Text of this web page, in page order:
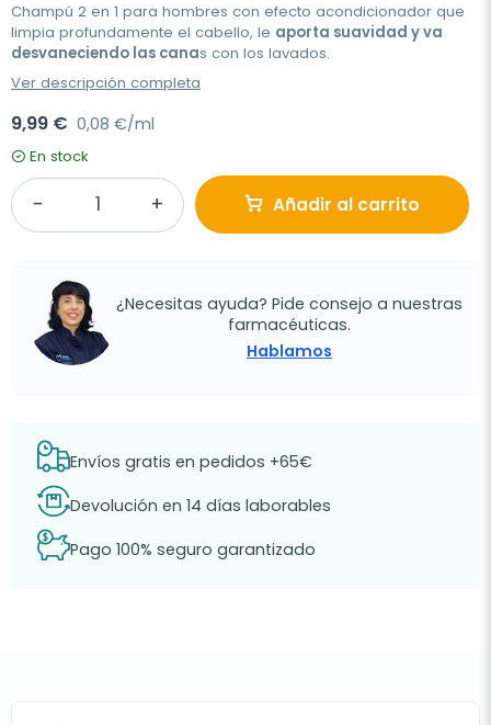
Champú 2 en 1 para hombres con efecto acondicionador que
limpia profundamente el cabello, le aporta suavidad y va
desvaneciendo las canas con los lavados.
Ver descripción completa
9,99 € 0,08 €/ml
En stock
Añadir al carrito
¿Necesitas ayuda? Pide consejo a nuestras
farmacéuticas.
Hablamos
Envíos gratis en pedidos +65€
Devolución en 14 días laborables
Pago 100% seguro garantizado